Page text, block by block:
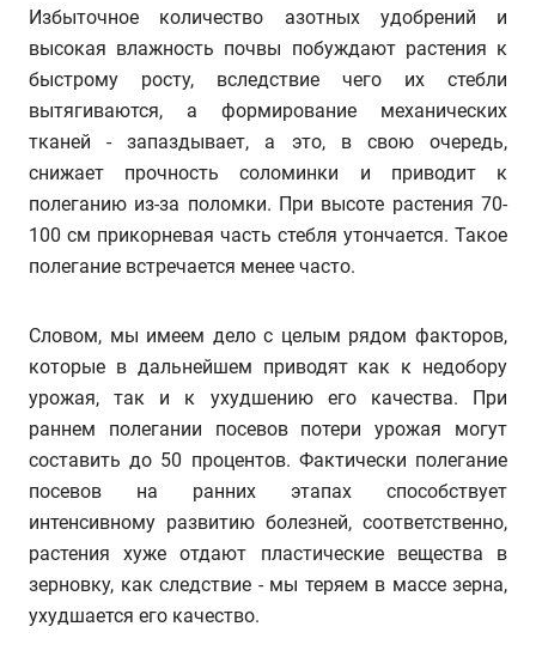
Избыточное количество азотных удобрений и
высокая влажность почвы побуждают растения к
быстрому росту, вследствие чего их стебли
вытягиваются, а формирование механических
тканей - запаздывает, а это, в свою очередь,
снижает прочность соломинки и приводит к
полеганию из-за поломки. При высоте растения 70-
100 см прикорневая часть стебля утончается. Такое
полегание встречается менее часто.
Словом, мы имеем дело с целым рядом факторов,
которые в дальнейшем приводят как к недобору
урожая, так и к ухудшению его качества. При
раннем полегании посевов потери урожая могут
составить до 50 процентов. Фактически полегание
посевов на ранних этапах способствует
интенсивному развитию болезней, соответственно,
растения хуже отдают пластические вещества в
зерновку, как следствие - мы теряем в массе зерна,
ухудшается его качество.